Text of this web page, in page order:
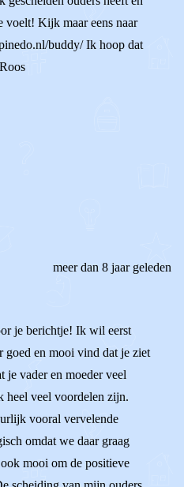
voelt! Kijk maar eens naar
buddy/ Ik hoop dat
meer dan 8 jaar geleden
je berichtje! Ik wil eerst
goed en mooi vind dat je ziet
je vader en moeder veel
heel veel voordelen zijn.
vooral vervelende
omdat we daar graag
mooi om de positieve